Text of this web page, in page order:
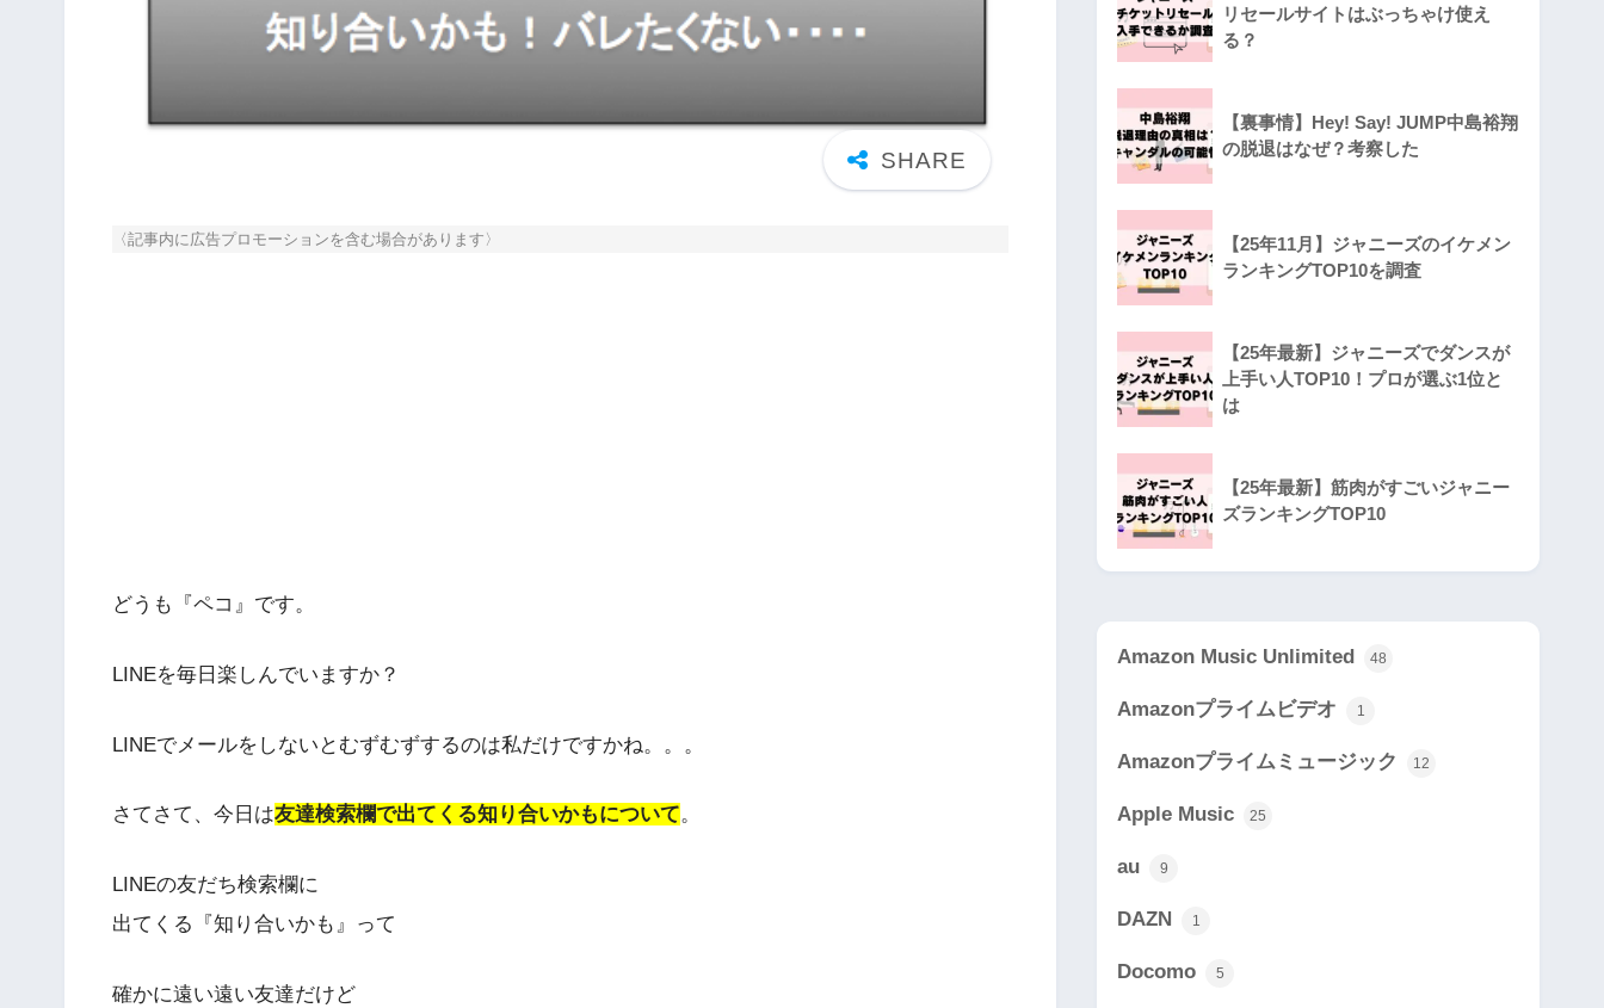
〈記事内に広告プロモーションを含む場合があります〉
どうも『ペコ』です。
LINEを毎日楽しんでいますか？
LINEでメールをしないとむずむずするのは私だけですかね。。。
さてさて、今日は友達検索欄で出てくる知り合いかもについて。
LINEの友だち検索欄に
出てくる『知り合いかも』って
確かに遠い遠い友達だけど
リセールサイトはぶっちゃけ使え
る？
【裏事情】Hey! Say! JUMP中島裕翔
の脱退はなぜ？考察した
【25年11月】ジャニーズのイケメン
ランキングTOP10を調査
【25年最新】ジャニーズでダンスが
上手い人TOP10！プロが選ぶ1位と
は
【25年最新】筋肉がすごいジャニー
ズランキングTOP10
Amazon Music Unlimited 48
Amazonプライムビデオ 1
Amazonプライムミュージック 12
Apple Music 25
au 9
DAZN 1
Docomo 5